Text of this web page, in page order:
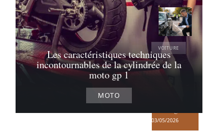
Les caractéristiques techniques
incontournables de la cylindrée de la
moto gp 1
MOTO
VOITURE
LOA et
accident
03/05/2026